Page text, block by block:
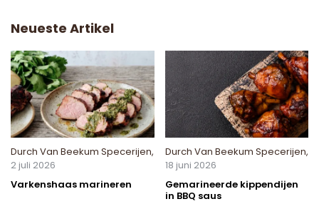
Neueste Artikel
Durch Van Beekum Specerijen,
2 juli 2026
Varkenshaas marineren
Durch Van Beekum Specerijen,
18 juni 2026
Gemarineerde kippendijen
in BBQ saus